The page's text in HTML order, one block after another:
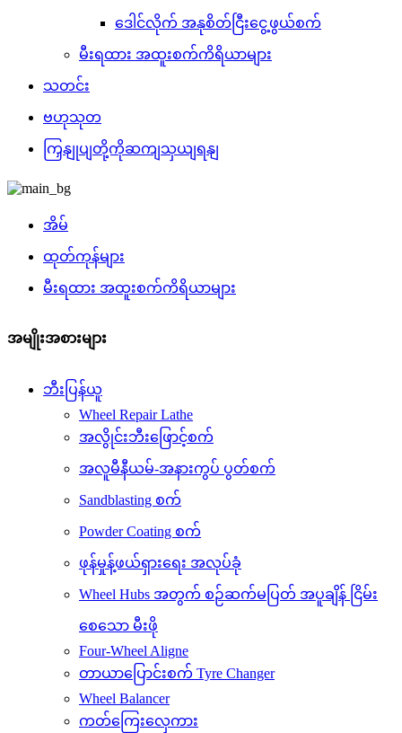
ဒေါင်လိုက် အနုစိတ်ငြီးငွေ့ဖွယ်စက်
မီးရထား အထူးစက်ကိရိယာများ
သတင်း
ဗဟုသုတ
ကြှနျုပျတို့ကိုဆကျသှယျရနျ
အိမ်
ထုတ်ကုန်များ
မီးရထား အထူးစက်ကိရိယာများ
အမျိုးအစားများ
ဘီးပြန်ယူ
Wheel Repair Lathe
အလွိုင်းဘီးဖြောင့်စက်
အလူမီနီယမ်-အနားကွပ် ပွတ်စက်
Sandblasting စက်
Powder Coating စက်
ဖုန်မှုန့်ဖယ်ရှားရေး အလုပ်ခုံ
Wheel Hubs အတွက် စဉ်ဆက်မပြတ် အပူချိန် ငြိမ်း
စေသော မီးဖို
Four-Wheel Aligne
တာယာပြောင်းစက် Tyre Changer
Wheel Balancer
ကတ်ကြေးလှေကား